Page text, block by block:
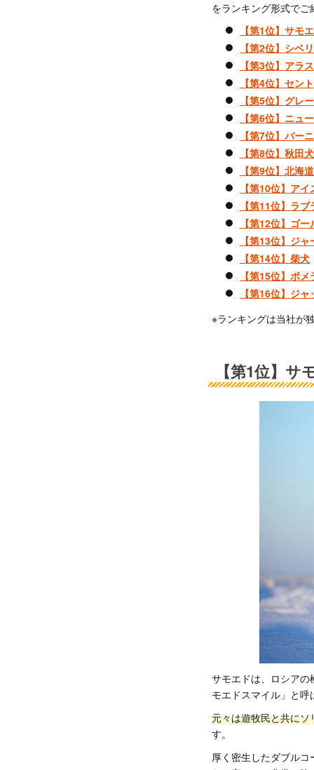
をランキング形式でご
【第1位】サモ
【第2位】シベ
【第3位】アラ
【第4位】セン
【第5位】グレ
【第6位】ニュ
【第7位】バー
【第8位】秋田犬
【第9位】北海
【第10位】ア
【第11位】ラ
【第12位】ゴ
【第13位】ジ
【第14位】柴犬
【第15位】ポ
【第16位】ジ
※ランキングは当社が
【第1位】サ
サモエドは、ロシア
モエドスマイル」と
元々は遊牧民と共に
す。
厚く密生したダブル